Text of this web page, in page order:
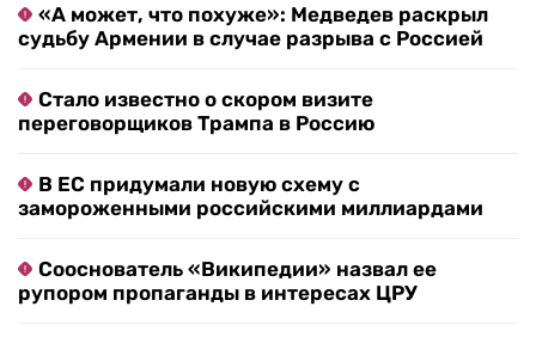
«А может, что похуже»: Медведев раскрыл
судьбу Армении в случае разрыва с Россией
Стало известно о скором визите
переговорщиков Трампа в Россию
В ЕС придумали новую схему с
замороженными российскими миллиардами
Сооснователь «Википедии» назвал ее
рупором пропаганды в интересах ЦРУ